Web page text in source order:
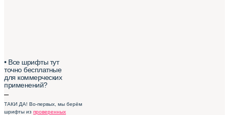
• Все шрифты тут
точно бесплатные
для коммерческих
применений?
–
ТАКИ ДА! Во-первых, мы берём
шрифты из проверенных